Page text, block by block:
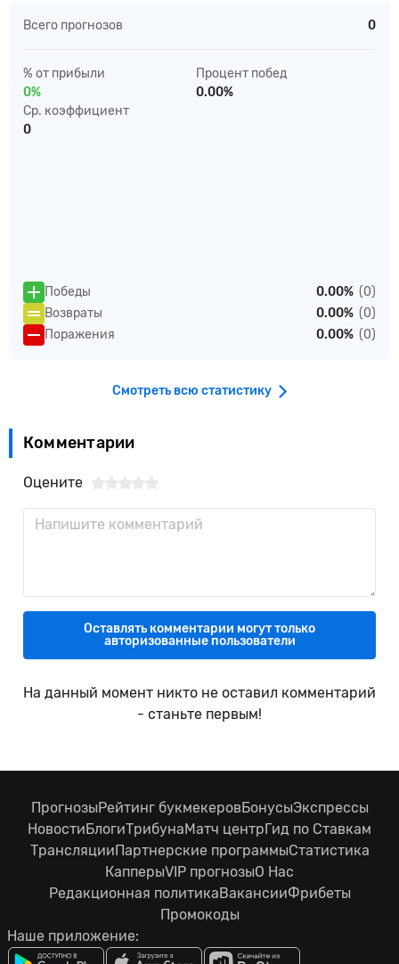
Всего прогнозов 0
% от прибыли
0%
Процент побед
0.00%
Ср. коэффициент
0
Победы 0.00% (0)
Возвраты
0.00% (0)
Поражения
0.00% (0)
Смотреть всю статистику
Комментарии
Оцените
Оставлять комментарии могут только
авторизованные пользователи
На данный момент никто не оставил комментарий
- станьте первым!
ПрогнозыРейтинг букмекеровБонусыЭкспрессы
НовостиБлогиТрибунаМатч центрГид по Ставкам
ТрансляцииПартнерские программыСтатистика
КапперыVIP прогнозыО Нас
Редакционная политикаВакансииФрибеты
Промокоды
Наше приложение: